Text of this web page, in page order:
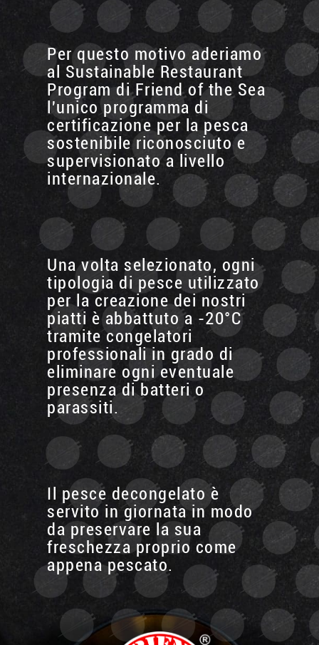
Per questo motivo aderiamo
al Sustainable Restaurant
Program di Friend of the Sea
l'unico programma di
certificazione per la pesca
sostenibile riconosciuto e
supervisionato a livello
internazionale.
Una volta selezionato, ogni
tipologia di pesce utilizzato
per la creazione dei nostri
piatti è abbattuto a -20°C
tramite congelatori
professionali in grado di
eliminare ogni eventuale
presenza di batteri o
parassiti.
Il pesce decongelato è
servito in giornata in modo
da preservare la sua
freschezza proprio come
appena pescato.